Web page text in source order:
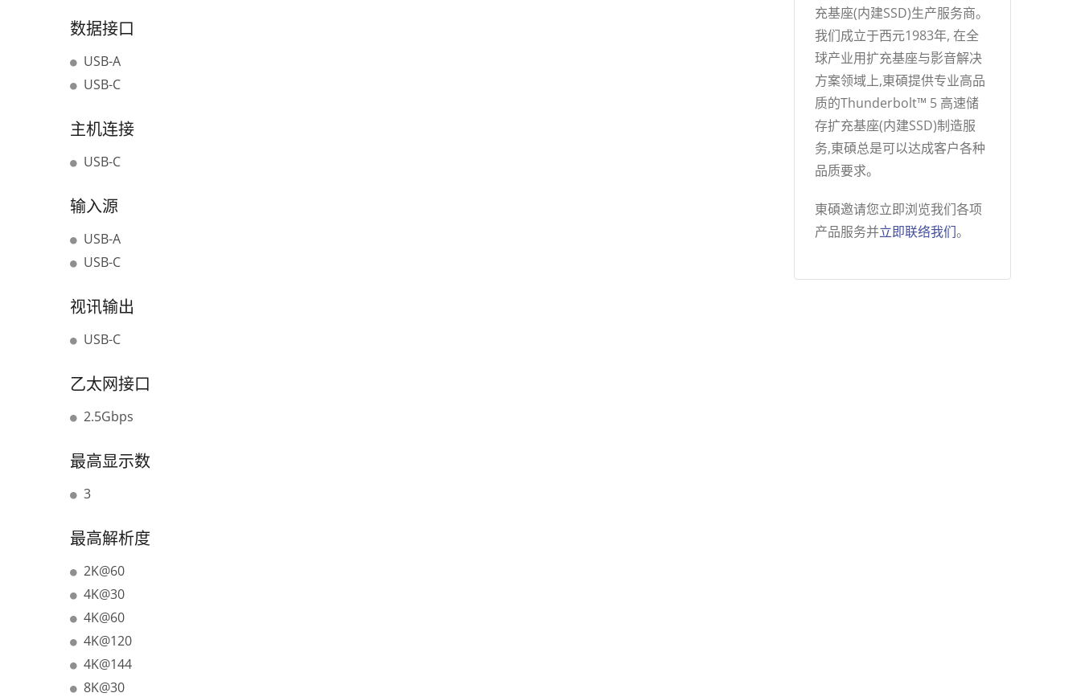
数据接口
USB-A
USB-C
主机连接
USB-C
输入源
USB-A
USB-C
视讯输出
USB-C
乙太网接口
2.5Gbps
最高显示数
3
最高解析度
2K@60
4K@30
4K@60
4K@120
4K@144
8K@30
充基座(内建SSD)生产服务商。
我们成立于西元1983年, 在全
球产业用扩充基座与影音解决
方案领域上,東碩提供专业高品
质的Thunderbolt™ 5 高速储
存扩充基座(内建SSD)制造服
务,東碩总是可以达成客户各种
品质要求。
東碩邀请您立即浏览我们各项
产品服务并立即联络我们。